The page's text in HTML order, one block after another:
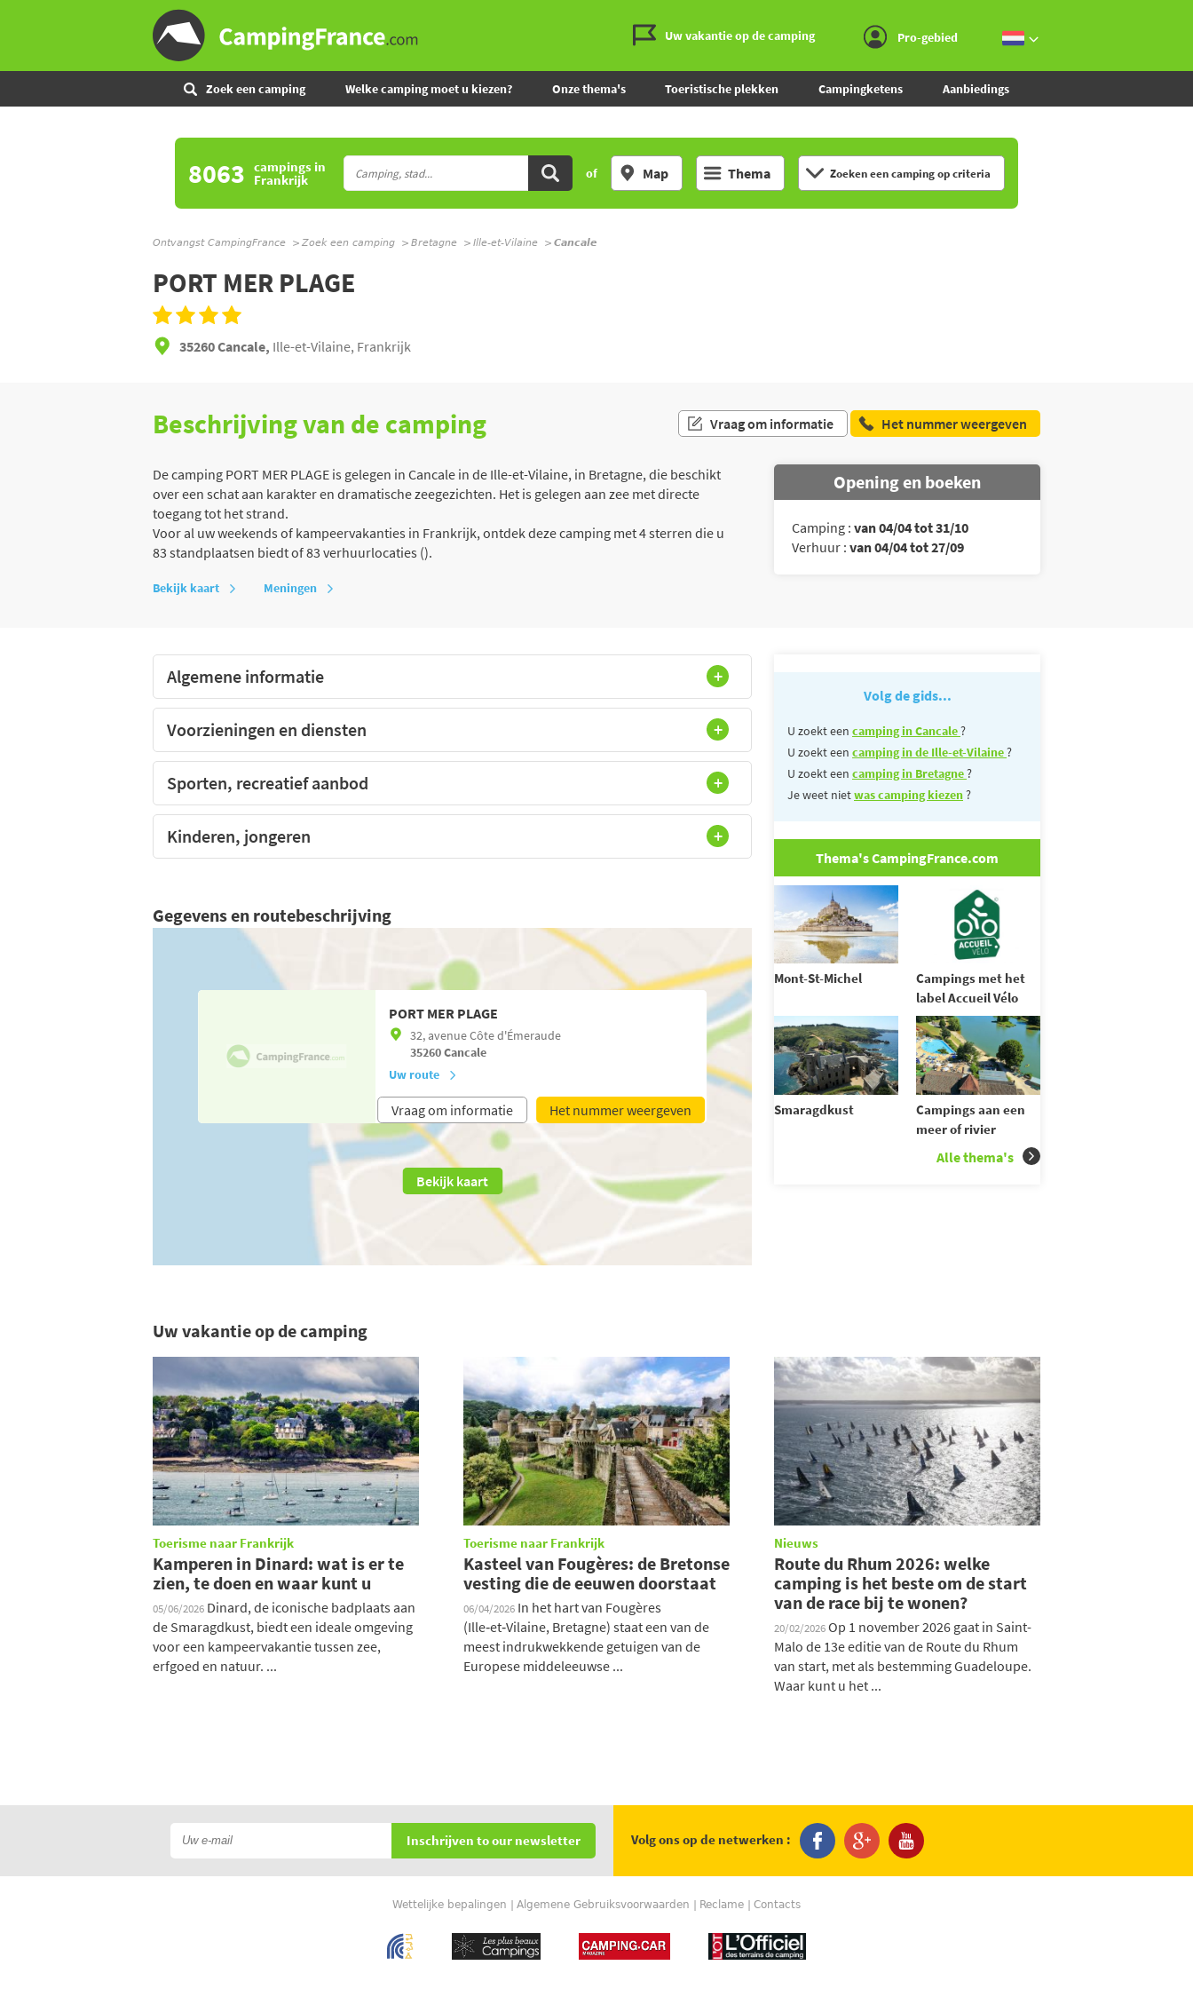
Uw vakantie op de camping Pro-gebied
Zoek een camping Welke camping moet u kiezen? Onze thema's Toeristische plekken Campingketens Aanbiedings
8063 campingsin
Frankrijk of Map Thema Zoeken een camping op criteria
Ontvangst CampingFrance Zoek een camping Bretagne Ille-et-Vilaine Cancale
PORT MER PLAGE
35260 Cancale, Ille-et-Vilaine, Frankrijk
Beschrijving van de camping Vraag om informatie Het nummer weergeven
De camping PORT MER PLAGE is gelegen in Cancale in de Ille-et-Vilaine, in Bretagne, die beschikt
over een schat aan karakter en dramatische zeegezichten. Het is gelegen aan zee met directe
toegang tot het strand.
Voor al uw weekends of kampeervakanties in Frankrijk, ontdek deze camping met 4 sterren die u
83 standplaatsen biedt of 83 verhuurlocaties ().
Opening en boeken
Camping : van 04/04 tot 31/10
Verhuur : van 04/04 tot 27/09
Bekijk kaart Meningen
Algemene informatie
Voorzieningen en diensten
Sporten, recreatief aanbod
Kinderen, jongeren
Gegevens en routebeschrijving
PORT MER PLAGE
32, avenue Côte d'Émeraude
35260Cancale
Uw route
Vraag om informatie Het nummer weergeven
Bekijk kaart
Volg de gids...
U zoekt een camping in Cancale?
U zoekt een camping in de Ille-et-Vilaine?
U zoekt een camping in Bretagne?
Je weet nietwas camping kiezen?
Thema's CampingFrance.com
Mont-St-Michel
Campings met het
label Accueil Vélo
Smaragdkust
Campings aan een
meer of rivier
Alle thema's
Uw vakantie op de camping
Toerisme naar Frankrijk
Kamperen in Dinard: wat is er te
zien, te doen en waar kunt u
05/06/2026 Dinard, de iconische badplaats aan
de Smaragdkust, biedt een ideale omgeving
voor een kampeervakantie tussen zee,
erfgoed en natuur. ...
Toerisme naar Frankrijk
Kasteel van Fougères: de Bretonse
vesting die de eeuwen doorstaat
06/04/2026 In het hart van Fougères
(Ille‑et‑Vilaine, Bretagne) staat een van de
meest indrukwekkende getuigen van de
Europese middeleeuwse ...
Nieuws
Route du Rhum 2026: welke
camping is het beste om de start
van de race bij te wonen?
20/02/2026Op 1 november 2026 gaat in Saint-
Malo de 13e editie van de Route du Rhum
van start, met als bestemming Guadeloupe.
Waar kunt u het ...
Inschrijven to our newsletter Volg ons op de netwerken :
Wettelijke bepalingen Algemene Gebruiksvoorwaarden Reclame Contacts